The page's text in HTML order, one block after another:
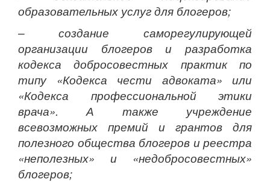
образовательных услуг для блогеров;
– создание саморегулирующей
организации блогеров и разработка
кодекса добросовестных практик по
типу «Кодекса чести адвоката» или
«Кодекса профессиональной этики
врача». А также учреждение
всевозможных премий и грантов для
полезного общества блогеров и реестра
«неполезных» и «недобросовестных»
блогеров;